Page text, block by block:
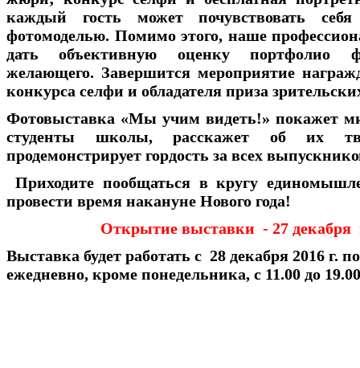
каждый гость может почувствовать себя
фотомоделью. Помимо этого, наше
дать объективную оценку портфолио
желающего. Завершится мероприятие
конкурса селфи и обладателя приза
Фотовыставка «Мы учим видеть!» покажет
студенты школы, расскажет об их
продемонстрирует гордость за всех
Приходите пообщаться в кругу
провести время накануне Нового года!
Открытие выставки - 27 декабря
Выставка будет работать с 28 декабря 2016 г.
ежедневно, кроме понедельника, с 11.00 до 19.00